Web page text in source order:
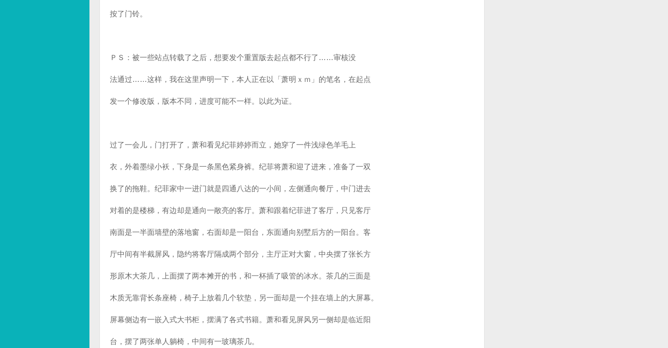
按了门铃。
ＰＳ：被一些站点转载了之后，想要发个重置版去起点都不行了……审核没
法通过……这样，我在这里声明一下，本人正在以「萧明ｘｍ」的笔名，在起点
发一个修改版，版本不同，进度可能不一样。以此为证。
过了一会儿，门打开了，萧和看见纪菲婷婷而立，她穿了一件浅绿色羊毛上
衣，外着墨绿小袄，下身是一条黑色紧身裤。纪菲将萧和迎了进来，准备了一双
换了的拖鞋。纪菲家中一进门就是四通八达的一小间，左侧通向餐厅，中门进去
对着的是楼梯，有边却是通向一敞亮的客厅。萧和跟着纪菲进了客厅，只见客厅
南面是一半面墙壁的落地窗，右面却是一阳台，东面通向别墅后方的一阳台。客
厅中间有半截屏风，隐约将客厅隔成两个部分，主厅正对大窗，中央摆了张长方
形原木大茶几，上面摆了两本摊开的书，和一杯插了吸管的冰水。茶几的三面是
木质无靠背长条座椅，椅子上放着几个软垫，另一面却是一个挂在墙上的大屏幕。
屏幕侧边有一嵌入式大书柜，摆满了各式书籍。萧和看见屏风另一侧却是临近阳
台，摆了两张单人躺椅，中间有一玻璃茶几。